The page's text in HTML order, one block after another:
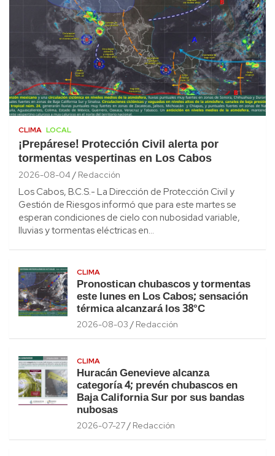
CLIMA LOCAL
¡Prepárese! Protección Civil alerta por
tormentas vespertinas en Los Cabos
2026-08-04 Redacción
Los Cabos, B.C.S.- La Dirección de Protección Civil y
Gestión de Riesgos informó que para este martes se
esperan condiciones de cielo con nubosidad variable,
lluvias y tormentas eléctricas en…
CLIMA
Pronostican chubascos y tormentas
este lunes en Los Cabos; sensación
térmica alcanzará los 38°C
2026-08-03 Redacción
CLIMA
Huracán Genevieve alcanza
categoría 4; prevén chubascos en
Baja California Sur por sus bandas
nubosas
2026-07-27 Redacción